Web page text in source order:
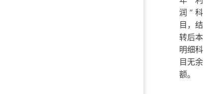
润”科
目，结
转后本
明细科
目无余
额。